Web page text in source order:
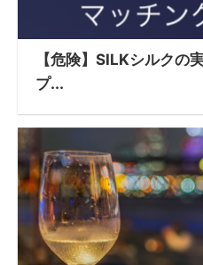
【危険】SILKシルクの
プ...